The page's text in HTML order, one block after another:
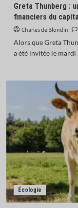
Greta Thunberg :
financiers du
Charles de Blondin
Alors que Greta
a été invitée le
Écologie